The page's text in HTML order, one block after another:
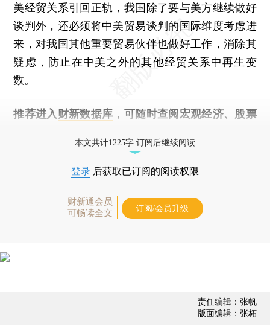
美经贸关系引回正轨，我国除了要与美方继续做好
谈判外，还必须将中美贸易谈判的国际维度考虑进
来，对我国其他重要贸易伙伴也做好工作，消除其
疑虑，防止在中美之外的其他经贸关系中再生变
数。
推荐进入 财新数据库 ，可随时查阅宏观经济、股票
本文共计1225字 订阅后继续阅读
登录 后获取已订阅的阅读权限
财新通会员
可畅读全文
订阅/会员升级
责任编辑：张帆
版面编辑：张柘